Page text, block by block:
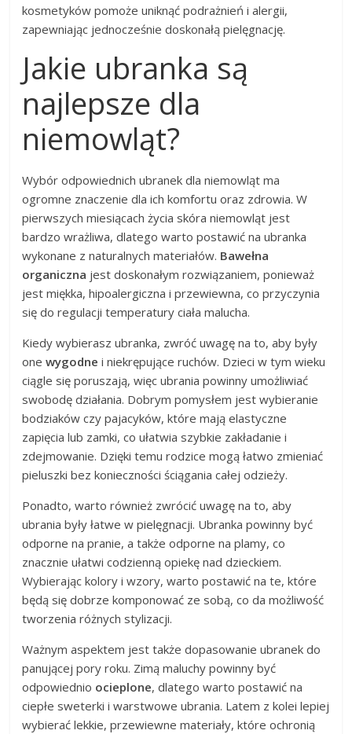
kosmetyków pomoże uniknąć podrażnień i alergii,
zapewniając jednocześnie doskonałą pielęgnację.
Jakie ubranka są
najlepsze dla
niemowląt?
Wybór odpowiednich ubranek dla niemowląt ma
ogromne znaczenie dla ich komfortu oraz zdrowia. W
pierwszych miesiącach życia skóra niemowląt jest
bardzo wrażliwa, dlatego warto postawić na ubranka
wykonane z naturalnych materiałów. Bawełna
organiczna jest doskonałym rozwiązaniem, ponieważ
jest miękka, hipoalergiczna i przewiewna, co przyczynia
się do regulacji temperatury ciała malucha.
Kiedy wybierasz ubranka, zwróć uwagę na to, aby były
onewygodne i niekrępujące ruchów. Dzieci w tym wieku
ciągle się poruszają, więc ubrania powinny umożliwiać
swobodę działania. Dobrym pomysłem jest wybieranie
bodziaków czy pajacyków, które mają elastyczne
zapięcia lub zamki, co ułatwia szybkie zakładanie i
zdejmowanie. Dzięki temu rodzice mogą łatwo zmieniać
pieluszki bez konieczności ściągania całej odzieży.
Ponadto, warto również zwrócić uwagę na to, aby
ubrania były łatwe w pielęgnacji. Ubranka powinny być
odporne na pranie, a także odporne na plamy, co
znacznie ułatwi codzienną opiekę nad dzieckiem.
Wybierając kolory i wzory, warto postawić na te, które
będą się dobrze komponować ze sobą, co da możliwość
tworzenia różnych stylizacji.
Ważnym aspektem jest także dopasowanie ubranek do
panującej pory roku. Zimą maluchy powinny być
odpowiednio ocieplone, dlatego warto postawić na
ciepłe sweterki i warstwowe ubrania. Latem z kolei lepiej
wybierać lekkie, przewiewne materiały, które ochronią